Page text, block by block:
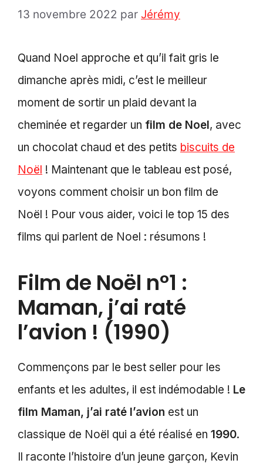
13 novembre 2022 par Jérémy
Quand Noel approche et qu’il fait gris le
dimanche après midi, c’est le meilleur
moment de sortir un plaid devant la
cheminée et regarder un film de Noel, avec
un chocolat chaud et des petits biscuits de
Noël ! Maintenant que le tableau est posé,
voyons comment choisir un bon film de
Noël ! Pour vous aider, voici le top 15 des
films qui parlent de Noel : résumons !
Film de Noël n°1 :
Maman, j’ai raté
l’avion ! (1990)
Commençons par le best seller pour les
enfants et les adultes, il est indémodable ! Le
film Maman, j’ai raté l’avion est un
classique de Noël qui a été réalisé en 1990.
Il raconte l’histoire d’un jeune garçon, Kevin